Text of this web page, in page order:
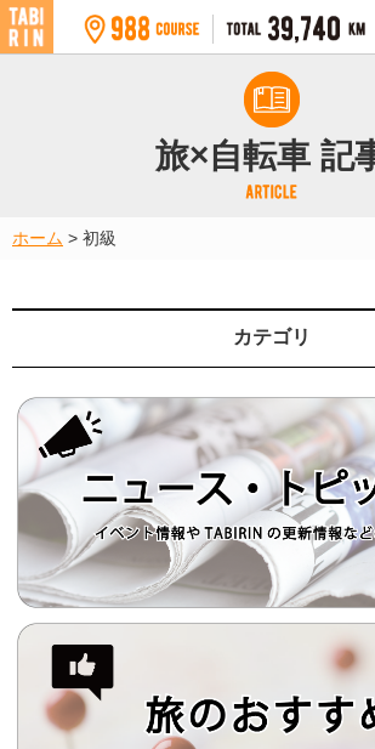
旅×自転車 記
ホーム > 初級
カテゴリ